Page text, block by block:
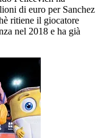
di euro per Sanchez
ritiene il giocatore
nel 2018 e ha già